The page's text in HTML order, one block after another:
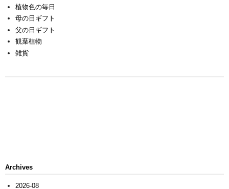
植物色の毎日
母の日ギフト
父の日ギフト
観葉植物
雑貨
Archives
2026-08